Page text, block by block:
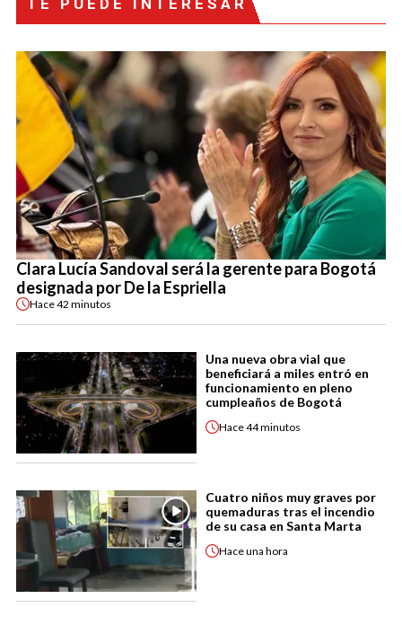
TE PUEDE INTERESAR
Clara Lucía Sandoval será la gerente para Bogotá
designada por De la Espriella
Hace42 minutos
Una nueva obra vial que
beneficiará a miles entró en
funcionamiento en pleno
cumpleaños de Bogotá
Hace44 minutos
Cuatro niños muy graves por
quemaduras tras el incendio
de su casa en Santa Marta
Haceuna hora